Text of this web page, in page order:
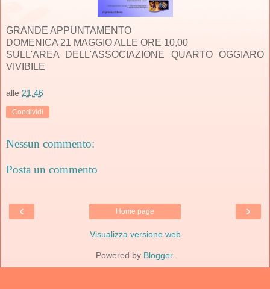
GRANDE APPUNTAMENTO
DOMENICA 21 MAGGIO ALLE ORE 10,00
SULL'AREA DELL'ASSOCIAZIONE QUARTO OGGIARO
VIVIBILE
alle 21:46
Condividi
Nessun commento:
Posta un commento
‹ ›
Home page
Visualizza versione web
Powered by Blogger.